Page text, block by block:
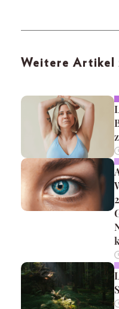
Weitere Artikel